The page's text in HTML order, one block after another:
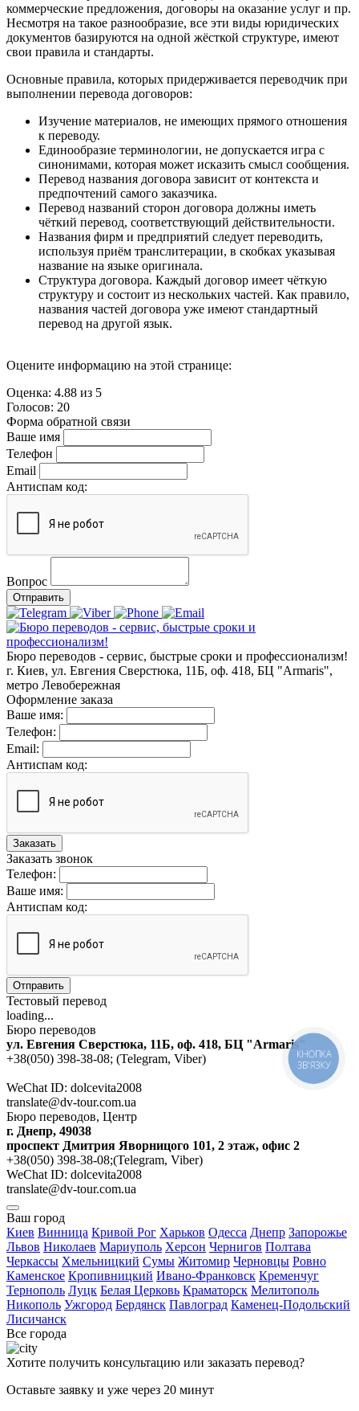
коммерческие предложения, договоры на оказание услуг и пр.
Несмотря на такое разнообразие, все эти виды юридических
документов базируются на одной жёсткой структуре, имеют
свои правила и стандарты.
Основные правила, которых придерживается переводчик при
выполнении перевода договоров:
Изучение материалов, не имеющих прямого отношения
к переводу.
Единообразие терминологии, не допускается игра с
синонимами, которая может исказить смысл сообщения.
Перевод названия договора зависит от контекста и
предпочтений самого заказчика.
Перевод названий сторон договора должны иметь
чёткий перевод, соответствующий действительности.
Названия фирм и предприятий следует переводить,
используя приём транслитерации, в скобках указывая
название на языке оригинала.
Структура договора. Каждый договор имеет чёткую
структуру и состоит из нескольких частей. Как правило,
названия частей договора уже имеют стандартный
перевод на другой язык.
Оцените информацию на этой странице:
Оценка: 4.88 из 5
Голосов: 20
Форма обратной связи
Ваше имя
Телефон
Email
Антиспам код:
Вопрос
Отправить
Бюро переводов - сервис, быстрые сроки и профессионализм!
г. Киев, ул. Евгения Сверстюка, 11Б, оф. 418, БЦ "Armaris",
метро Левобережная
Оформление заказа
Ваше имя:
Телефон:
Email:
Антиспам код:
Заказать
Заказать звонок
Телефон:
Ваше имя:
Антиспам код:
Отправить
Тестовый перевод
loading...
Бюро переводов
ул. Евгения Сверстюка, 11Б, оф. 418, БЦ "Armaris"
+38(050) 398-38-08; (Telegram, Viber)
WeChat ID: dolcevita2008
translate@dv-tour.com.ua
Бюро переводов, Центр
г. Днепр, 49038
проспект Дмитрия Яворницого 101, 2 этаж, офис 2
+38(050) 398-38-08;(Telegram, Viber)
WeChat ID: dolcevita2008
translate@dv-tour.com.ua
Ваш город
Киев Винница Кривой Рог Харьков Одесса Днепр Запорожье
Львов Николаев Мариуполь Херсон Чернигов Полтава
Черкассы Хмельницкий Сумы Житомир Черновцы Ровно
Каменское Кропивницкий Ивано-Франковск Кременчуг
Тернополь Луцк Белая Церковь Краматорск Мелитополь
Никополь Ужгород Бердянск Павлоград Каменец-Подольский
Лисичанск
Все города
Хотите получить консультацию или заказать перевод?
Оставьте заявку и уже через 20 минут
КНОПКА
ЗВ'ЯЗКУ